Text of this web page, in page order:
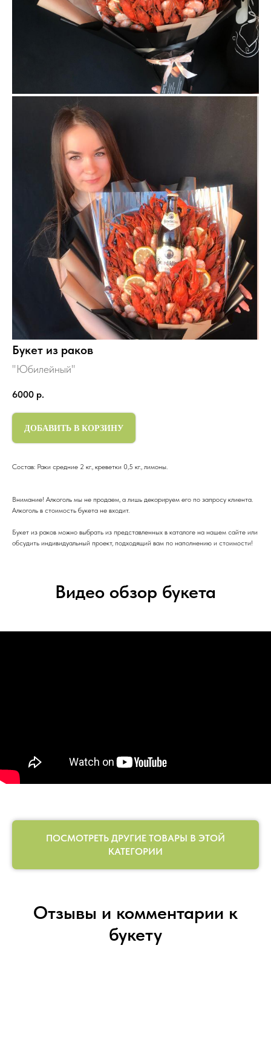
Букет из раков
"Юбилейный"
6000 р.
ДОБАВИТЬ В КОРЗИНУ
Состав: Раки средние 2 кг., креветки 0,5 кг., лимоны.
Внимание! Алкоголь мы не продаем, а лишь декорируем его по запросу клиента.
Алкоголь в стоимость букета не входит.
Букет из раков можно выбрать из представленных в каталоге на нашем сайте или
обсудить индивидуальный проект, подходящий вам по наполнению и стоимости!
Видео обзор букета
ПОСМОТРЕТЬ ДРУГИЕ ТОВАРЫ В ЭТОЙ
КАТЕГОРИИ
Отзывы и комментарии к
букету